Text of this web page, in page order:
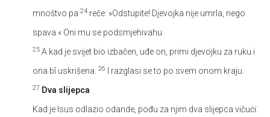
mnoštvo pa 24 reče: »Odstupite! Djevojka nije umrla, nego
spava.« Oni mu se podsmjehivahu.
25 A kad je svijet bio izbačen, uđe on, primi djevojku za ruku i
ona bî uskrišena. 26 I razglasi se to po svem onom kraju.
27 Dva slijepca
Kad je Isus odlazio odande, pođu za njim dva slijepca vičući: